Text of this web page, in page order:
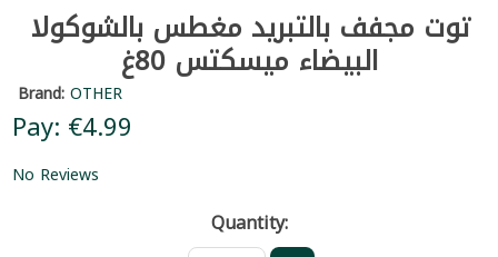
توت مجفف بالتبريد مغطس بالشوكولا
البيضاء ميسكتس 80غ
Brand:OTHER
Pay: €4.99
No Reviews
Quantity: